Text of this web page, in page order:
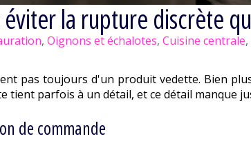
la rupture discrète
, Oignons et échalotes, Cuisine centrale,
pas toujours d'un produit vedette. Bien
parfois à un détail, et ce détail manque
de commande